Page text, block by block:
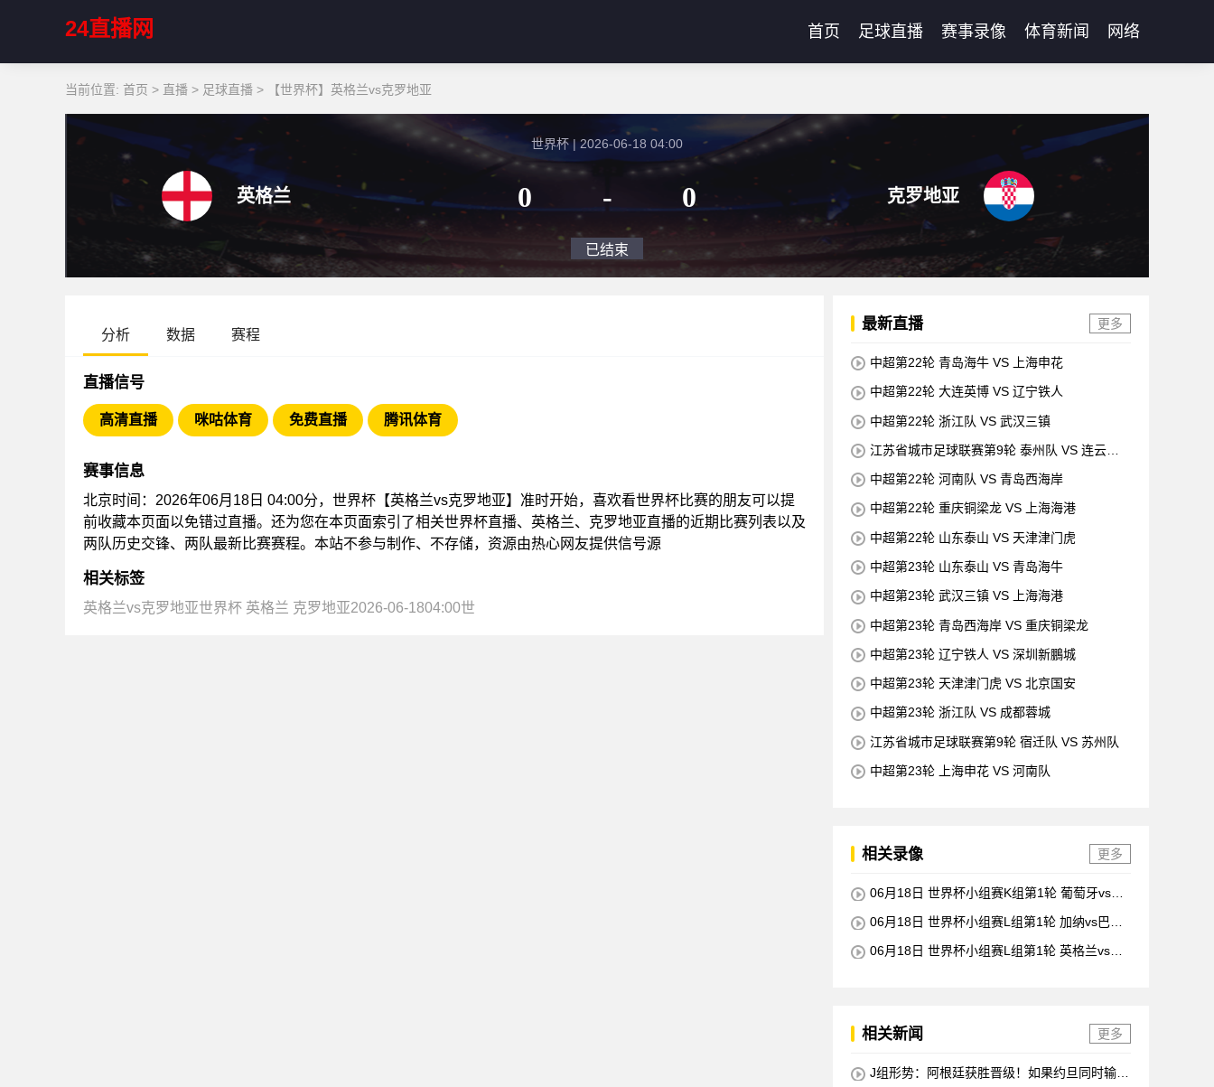
24直播网 首页 足球直播 赛事录像 体育新闻 网络
当前位置: 首页 > 直播 > 足球直播 > 【世界杯】英格兰vs克罗地亚
英格兰
世界杯 | 2026-06-18 04:00
0 - 0
已结束
克罗地亚
分析 数据 赛程
直播信号
高清直播 咪咕体育 免费直播 腾讯体育
赛事信息
北京时间：2026年06月18日 04:00分，世界杯【英格兰vs克罗地亚】准时开始，喜欢看世界杯比赛的朋友可以提
前收藏本页面以免错过直播。还为您在本页面索引了相关世界杯直播、英格兰、克罗地亚直播的近期比赛列表以及
两队历史交锋、两队最新比赛赛程。本站不参与制作、不存储，资源由热心网友提供信号源
相关标签
英格兰vs克罗地亚世界杯 英格兰 克罗地亚2026-06-1804:00世
最新直播 更多
中超第22轮 青岛海牛 VS 上海申花
中超第22轮 大连英博 VS 辽宁铁人
中超第22轮 浙江队 VS 武汉三镇
江苏省城市足球联赛第9轮 泰州队 VS 连云港
中超第22轮 河南队 VS 青岛西海岸
中超第22轮 重庆铜梁龙 VS 上海海港
中超第22轮 山东泰山 VS 天津津门虎
中超第23轮 山东泰山 VS 青岛海牛
中超第23轮 武汉三镇 VS 上海海港
中超第23轮 青岛西海岸 VS 重庆铜梁龙
中超第23轮 辽宁铁人 VS 深圳新鵬城
中超第23轮 天津津门虎 VS 北京国安
中超第23轮 浙江队 VS 成都蓉城
江苏省城市足球联赛第9轮 宿迁队 VS 苏州队
中超第23轮 上海申花 VS 河南队
相关录像 更多
06月18日 世界杯小组赛K组第1轮 葡萄牙vs民
06月18日 世界杯小组赛L组第1轮 加纳vs巴拿
06月18日 世界杯小组赛L组第1轮 英格兰vs克
相关新闻 更多
J组形势：阿根廷获胜晋级！如果约旦同时输球